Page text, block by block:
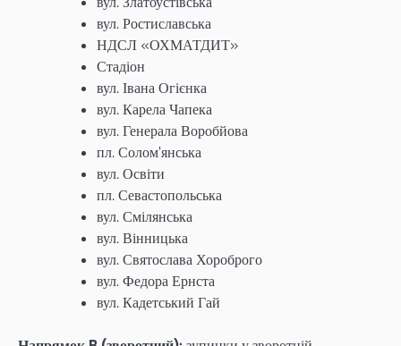
вул. Ростиславська
НДСЛ «ОХМАТДИТ»
Стадіон
вул. Івана Огієнка
вул. Карела Чапека
вул. Генерала Воробйова
пл. Солом’янська
вул. Освіти
пл. Севастопольська
вул. Смілянська
вул. Вінницька
вул. Святослава Хороброго
вул. Федора Ернста
вул. Кадетський Гай